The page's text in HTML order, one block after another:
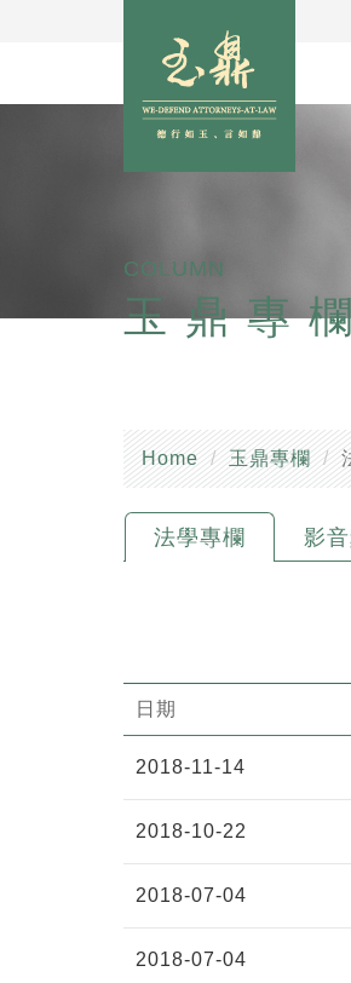
COLUMN
玉鼎專
Home 玉鼎專欄
法學專欄 影
日期
2018-11-14
2018-10-22
2018-07-04
2018-07-04